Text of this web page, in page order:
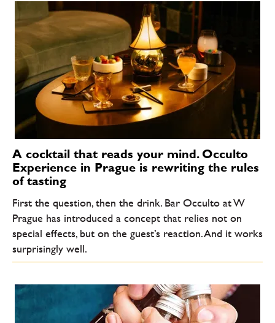
A cocktail that reads your mind. Occulto
Experience in Prague is rewriting the rules
of tasting
First the question, then the drink. Bar Occulto at W
Prague has introduced a concept that relies not on
special effects, but on the guest’s reaction. And it works
surprisingly well.